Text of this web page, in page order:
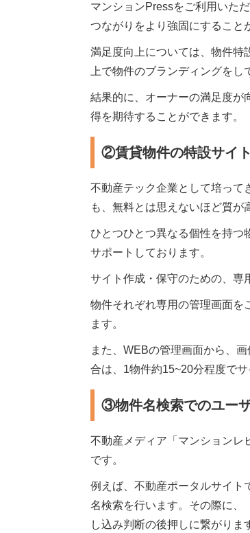
マンションPressをご利用いた
つながりをより強固にすること
満足度向上については、物件特
上で物件のブランディングを
結果的に、オーナーの満足度が
得を期待することができます。
②賃貸物件の特設サイ
不動産テック企業として培って
も、無料とは思えないほど質が
ひとつひとつ異なる個性を持つ
サポートしております。
サイト作成・保守のための、専
物件それぞれ専用の管理画面を
ます。
また、WEBの管理画面から、
合は、1物件約15~20分程度で
③物件名検索でのユー
不動産メディア「マンションレ
です。
例えば、不動産ポータルサイト
名検索を行います。その際に、
し込み判断の後押しに繋がりま